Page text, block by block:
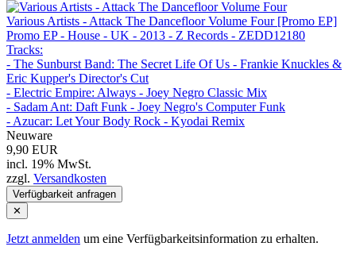
Various Artists - Attack The Dancefloor Volume Four [Promo EP]
Promo EP - House - UK - 2013 - Z Records - ZEDD12180
Tracks:
- The Sunburst Band: The Secret Life Of Us - Frankie Knuckles &
Eric Kupper's Director's Cut
- Electric Empire: Always - Joey Negro Classic Mix
- Sadam Ant: Daft Funk - Joey Negro's Computer Funk
- Azucar: Let Your Body Rock - Kyodai Remix
Neuware
9,90 EUR
incl. 19% MwSt.
zzgl. Versandkosten
Verfügbarkeit anfragen
✕
Jetzt anmelden um eine Verfügbarkeitsinformation zu erhalten.